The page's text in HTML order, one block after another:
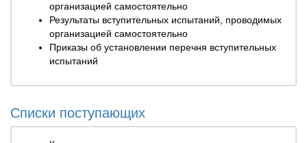
организацией самостоятельно
Результаты вступительных испытаний, проводимых
организацией самостоятельно
Приказы об установлении перечня вступительных
испытаний
Списки поступающих